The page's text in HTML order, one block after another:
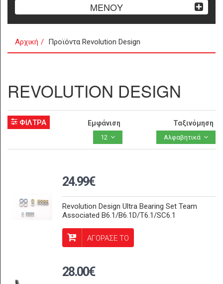
ΜΕΝΟΥ
Αρχική Προϊόντα Revolution Design
REVOLUTION DESIGN
ΦΙΛΤΡΑ Εμφάνιση
12
Ταξινόμηση
Αλφαβητικά
24.99€
Revolution Design Ultra Bearing Set Team
Associated B6.1/B6.1D/T6.1/SC6.1
ΑΓΟΡΑΣΕ ΤΟ
28.00€